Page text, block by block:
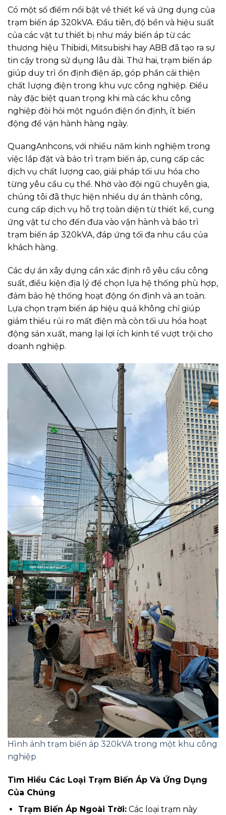
Có một số điểm nổi bật về thiết kế và ứng dụng của
trạm biến áp 320kVA. Đầu tiên, độ bền và hiệu suất
của các vật tư thiết bị như máy biến áp từ các
thương hiệu Thibidi, Mitsubishi hay ABB đã tạo ra sự
tin cậy trong sử dụng lâu dài. Thứ hai, trạm biến áp
giúp duy trì ổn định điện áp, góp phần cải thiện
chất lượng điện trong khu vực công nghiệp. Điều
này đặc biệt quan trọng khi mà các khu công
nghiệp đòi hỏi một nguồn điện ổn định, ít biến
động để vận hành hàng ngày.
QuangAnhcons, với nhiều năm kinh nghiệm trong
việc lắp đặt và bảo trì trạm biến áp, cung cấp các
dịch vụ chất lượng cao, giải pháp tối ưu hóa cho
từng yêu cầu cụ thể. Nhờ vào đội ngũ chuyên gia,
chúng tôi đã thực hiện nhiều dự án thành công,
cung cấp dịch vụ hỗ trợ toàn diện từ thiết kế, cung
ứng vật tư cho đến đưa vào vận hành và bảo trì
trạm biến áp 320kVA, đáp ứng tối đa nhu cầu của
khách hàng.
Các dự án xây dựng cần xác định rõ yêu cầu công
suất, điều kiện địa lý để chọn lựa hệ thống phù hợp,
đảm bảo hệ thống hoạt động ổn định và an toàn.
Lựa chọn trạm biến áp hiệu quả không chỉ giúp
giảm thiểu rủi ro mất điện mà còn tối ưu hóa hoạt
động sản xuất, mang lại lợi ích kinh tế vượt trội cho
doanh nghiệp.
Hình ảnh trạm biến áp 320kVA trong một khu công
nghiệp
Tìm Hiểu Các Loại Trạm Biến Áp Và Ứng Dụng
Của Chúng
Trạm Biến Áp Ngoài Trời:Các loại trạm này